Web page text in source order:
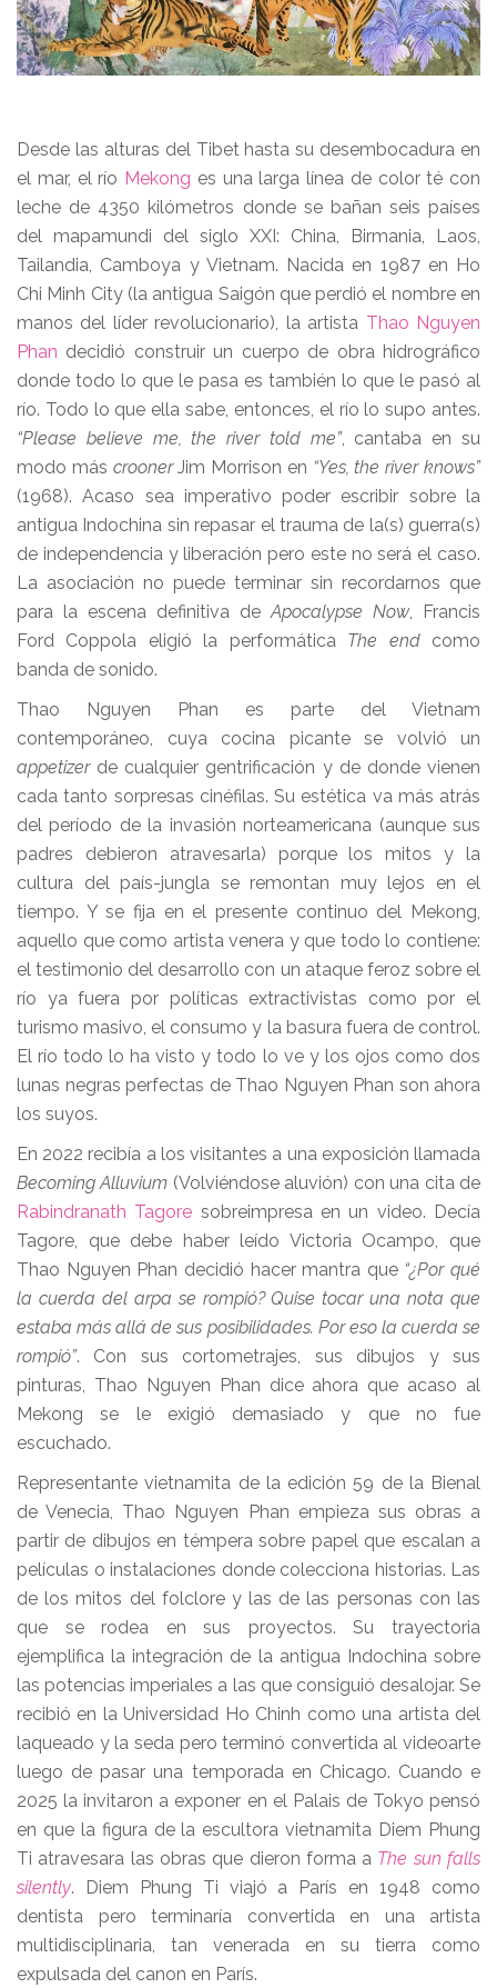
Desde las alturas del Tibet hasta su desembocadura en
el mar, el río Mekong es una larga línea de color té con
leche de 4350 kilómetros donde se bañan seis países
del mapamundi del siglo XXI: China, Birmania, Laos,
Tailandia, Camboya y Vietnam. Nacida en 1987 en Ho
Chi Minh City (la antigua Saigón que perdió el nombre en
manos del líder revolucionario), la artista Thao Nguyen
Phan decidió construir un cuerpo de obra hidrográfico
donde todo lo que le pasa es también lo que le pasó al
río. Todo lo que ella sabe, entonces, el río lo supo antes.
“Please believe me, the river told me”, cantaba en su
modo más croonerJim Morrison en “Yes, the river knows”
(1968). Acaso sea imperativo poder escribir sobre la
antigua Indochina sin repasar el trauma de la(s) guerra(s)
de independencia y liberación pero este no será el caso.
La asociación no puede terminar sin recordarnos que
para la escena definitiva deApocalypse Now, Francis
Ford Coppola eligió la performática The endcomo
banda de sonido.
Thao Nguyen Phan es parte del Vietnam
contemporáneo, cuya cocina picante se volvió un
appetizerde cualquier gentrificación y de donde vienen
cada tanto sorpresas cinéfilas. Su estética va más atrás
del período de la invasión norteamericana (aunque sus
padres debieron atravesarla) porque los mitos y la
cultura del país-jungla se remontan muy lejos en el
tiempo. Y se fija en el presente continuo del Mekong,
aquello que como artista venera y que todo lo contiene:
el testimonio del desarrollo con un ataque feroz sobre el
río ya fuera por políticas extractivistas como por el
turismo masivo, el consumo y la basura fuera de control.
El río todo lo ha visto y todo lo ve y los ojos como dos
lunas negras perfectas de Thao Nguyen Phan son ahora
los suyos.
En 2022 recibía a los visitantes a una exposición llamada
Becoming Alluvium (Volviéndose aluvión) con una cita de
Rabindranath Tagore sobreimpresa en un video. Decía
Tagore, que debe haber leído Victoria Ocampo, que
Thao Nguyen Phan decidió hacer mantra que “¿Por qué
la cuerda del arpa se rompió? Quise tocar una nota que
estaba más allá de sus posibilidades. Por eso la cuerda se
rompió”. Con sus cortometrajes, sus dibujos y sus
pinturas, Thao Nguyen Phan dice ahora que acaso al
Mekong se le exigió demasiado y que no fue
escuchado.
Representante vietnamita de la edición 59 de la Bienal
de Venecia, Thao Nguyen Phan empieza sus obras a
partir de dibujos en témpera sobre papel que escalan a
películas o instalaciones donde colecciona historias. Las
de los mitos del folclore y las de las personas con las
que se rodea en sus proyectos. Su trayectoria
ejemplifica la integración de la antigua Indochina sobre
las potencias imperiales a las que consiguió desalojar. Se
recibió en la Universidad Ho Chinh como una artista del
laqueado y la seda pero terminó convertida al videoarte
luego de pasar una temporada en Chicago. Cuando e
2025 la invitaron a exponer en el Palais de Tokyo pensó
en que la figura de la escultora vietnamita Diem Phung
Ti atravesara las obras que dieron forma a The sun falls
silently. Diem Phung Ti viajó a París en 1948 como
dentista pero terminaría convertida en una artista
multidisciplinaria, tan venerada en su tierra como
expulsada del canon en París.